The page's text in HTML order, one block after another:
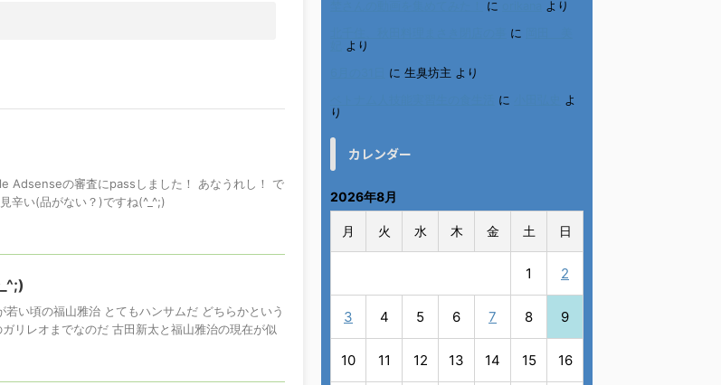
Adsenseの審査にpassしました！ あなうれし！ で
辛い(品がない？)ですね(^_^;)
い頃の福山雅治 とてもハンサムだ どちらかという
リレオまでなのだ 古田新太と福山雅治の現在が似
に
より
に
より
に 生臭坊主 より
に
よ
り
カレンダー
2026年8月
月 火 水 木 金 土 日
1 2
3 4 5 6 7 8 9
10 11 12 13 14 15 16